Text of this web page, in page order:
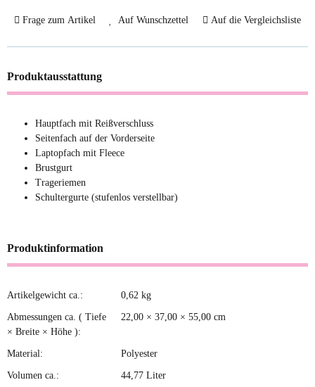
Frage zum Artikel Auf Wunschzettel Auf die Vergleichsliste
Produktausstattung
Hauptfach mit Reißverschluss
Seitenfach auf der Vorderseite
Laptopfach mit Fleece
Brustgurt
Trageriemen
Schultergurte (stufenlos verstellbar)
Produktinformation
Produkteigenschaft
Wert
Artikelgewicht ca.: 0,62 kg
Abmessungen ca. ( Tiefe
× Breite × Höhe ):
22,00 × 37,00 × 55,00 cm
Material: Polyester
Volumen ca.: 44,77 Liter